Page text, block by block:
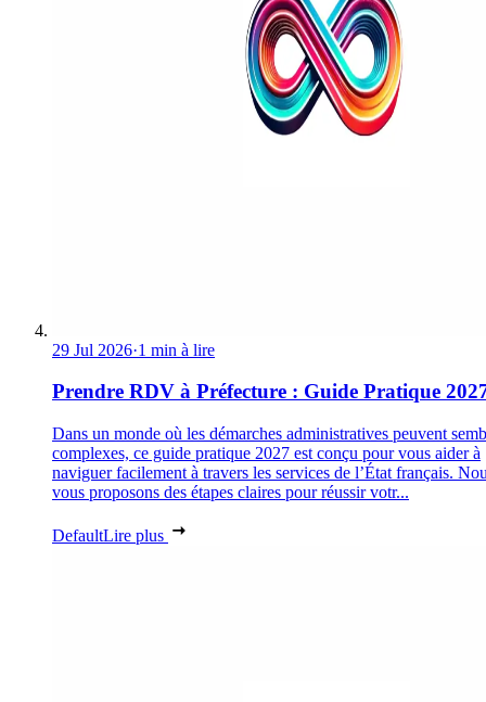
29 Jul 2026·1 min à lire
Prendre RDV à Préfecture : Guide Pratique
Dans un monde où les démarches administratives peuvent
complexes, ce guide pratique 2027 est conçu pour vous aider à
naviguer facilement à travers les services de l’État français.
vous proposons des étapes claires pour réussir votr...
DefaultLire plus